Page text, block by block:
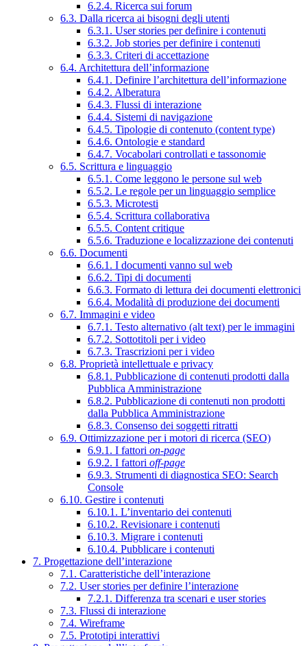
6.2.4. Ricerca sui forum
6.3. Dalla ricerca ai bisogni degli utenti
6.3.1. User stories per definire i contenuti
6.3.2. Job stories per definire i contenuti
6.3.3. Criteri di accettazione
6.4. Architettura dell’informazione
6.4.1. Definire l’architettura dell’informazione
6.4.2. Alberatura
6.4.3. Flussi di interazione
6.4.4. Sistemi di navigazione
6.4.5. Tipologie di contenuto (content type)
6.4.6. Ontologie e standard
6.4.7. Vocabolari controllati e tassonomie
6.5. Scrittura e linguaggio
6.5.1. Come leggono le persone sul web
6.5.2. Le regole per un linguaggio semplice
6.5.3. Microtesti
6.5.4. Scrittura collaborativa
6.5.5. Content critique
6.5.6. Traduzione e localizzazione dei contenuti
6.6. Documenti
6.6.1. I documenti vanno sul web
6.6.2. Tipi di documenti
6.6.3. Formato di lettura dei documenti elettronici
6.6.4. Modalità di produzione dei documenti
6.7. Immagini e video
6.7.1. Testo alternativo (alt text) per le immagini
6.7.2. Sottotitoli per i video
6.7.3. Trascrizioni per i video
6.8. Proprietà intellettuale e privacy
6.8.1. Pubblicazione di contenuti prodotti dalla
Pubblica Amministrazione
6.8.2. Pubblicazione di contenuti non prodotti
dalla Pubblica Amministrazione
6.8.3. Consenso dei soggetti ritratti
6.9. Ottimizzazione per i motori di ricerca (SEO)
6.9.1. I fattori on-page
6.9.2. I fattori off-page
6.9.3. Strumenti di diagnostica SEO: Search
Console
6.10. Gestire i contenuti
6.10.1. L’inventario dei contenuti
6.10.2. Revisionare i contenuti
6.10.3. Migrare i contenuti
6.10.4. Pubblicare i contenuti
7. Progettazione dell’interazione
7.1. Caratteristiche dell’interazione
7.2. User stories per definire l’interazione
7.2.1. Differenza tra scenari e user stories
7.3. Flussi di interazione
7.4. Wireframe
7.5. Prototipi interattivi